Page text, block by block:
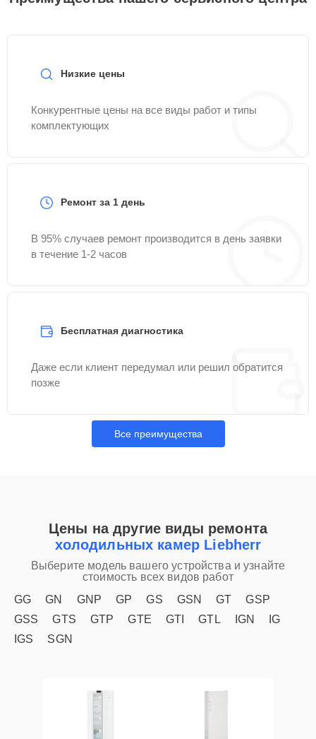
Низкие цены
Конкурентные цены на все виды работ и типы
комплектующих
Ремонт за 1 день
В 95% случаев ремонт производится в день заявки
в течение 1-2 часов
Бесплатная диагностика
Даже если клиент передумал или решил обратится
позже
Все преимущества
Цены на другие виды ремонта
холодильных камер Liebherr
Выберите модель вашего устройства и узнайте
стоимость всех видов работ
GG
GN GNP GP GS GSN GT
GSP
GSS
GTS GTP GTE GTI GTL IGN
IG
IGS
SGN